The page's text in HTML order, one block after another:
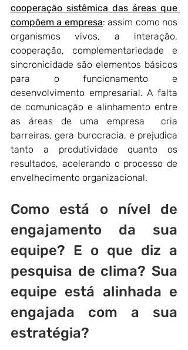
cooperação sistêmica das áreas que
compõem a empresa: assim como nos
organismos vivos, a interação,
cooperação, complementariedade e
sincronicidade são elementos básicos
para o funcionamento e
desenvolvimento empresarial. A falta
de comunicação e alinhamento entre
as áreas de uma empresa  cria
barreiras, gera burocracia, e prejudica
tanto a produtividade quanto os
resultados, acelerando o processo de
envelhecimento organizacional.
Como está o nível de
engajamento da sua
equipe? E o que diz a
pesquisa de clima? Sua
equipe está alinhada e
engajada com a sua
estratégia?